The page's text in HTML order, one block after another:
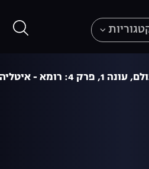
פרק 4: רומא - איטליה